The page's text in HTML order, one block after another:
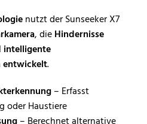
nutzt der Sunseeker X7
, dieHindernisse
intelligente
entwickelt.
– Erfasst
oder Haustiere